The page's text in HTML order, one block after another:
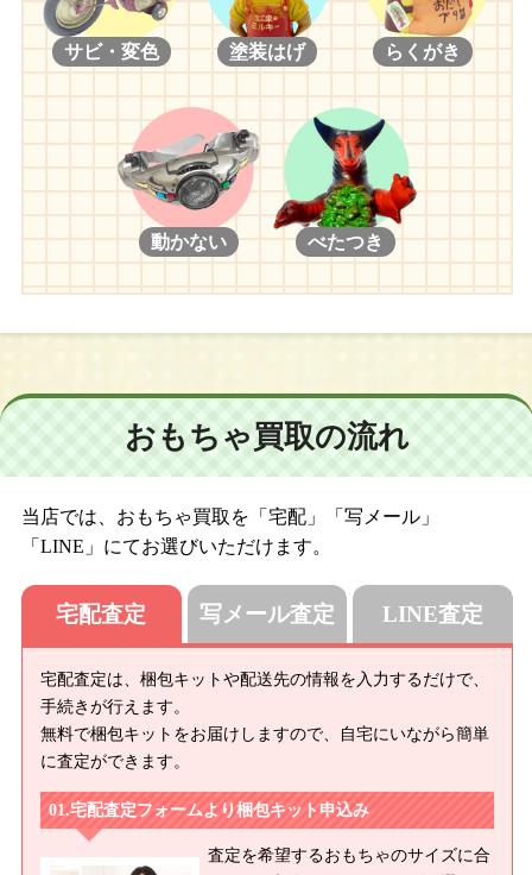
サビ・変色 塗装はげ らくがき
動かない べたつき
おもちゃ買取の流れ
当店では、おもちゃ買取を「宅配」「写メール」
「LINE」にてお選びいただけます。
宅配査定
宅配査定は、梱包キットや配送先の情報を入力するだけで、
手続きが行えます。
無料で梱包キットをお届けしますので、自宅にいながら簡単
に査定ができます。
宅配査定フォームより梱包キット申込み
査定を希望するおもちゃのサイズに合
写メール査定 LINE査定